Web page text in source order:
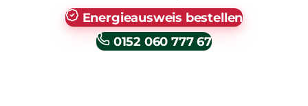
Energieausweis bestellen
0152 060 777 67